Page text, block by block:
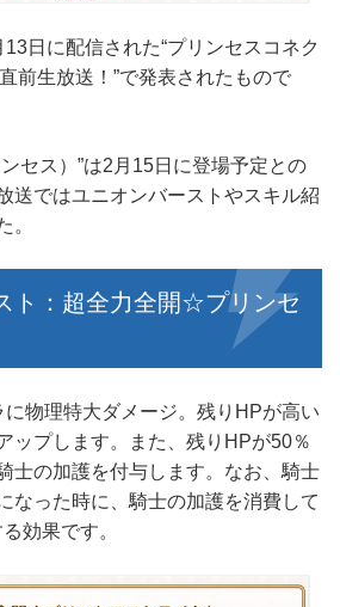
日に配信された“プリンセスコネク
前生放送！”で発表されたもので
セス）”は2月15日に登場予定との
送ではユニオンバーストやスキル紹
。
ト：超全力全開☆プリンセ
物理特大ダメージ。残りHPが高い
ップします。また、残りHPが50％
士の加護を付与します。なお、騎士
なった時に、騎士の加護を消費して
効果です。